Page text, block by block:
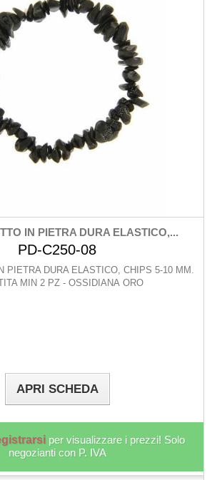
IN PIETRA DURA ELASTICO,...
PD-C250-08
PIETRA DURA ELASTICO, CHIPS 5-10 MM.
MIN 2 PZ - OSSIDIANA ORO
APRI SCHEDA
per visualizzare i prezzi! Solo
negozianti con P. IVA